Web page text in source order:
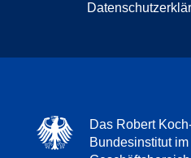
Das Robert
Bundesinstitut im